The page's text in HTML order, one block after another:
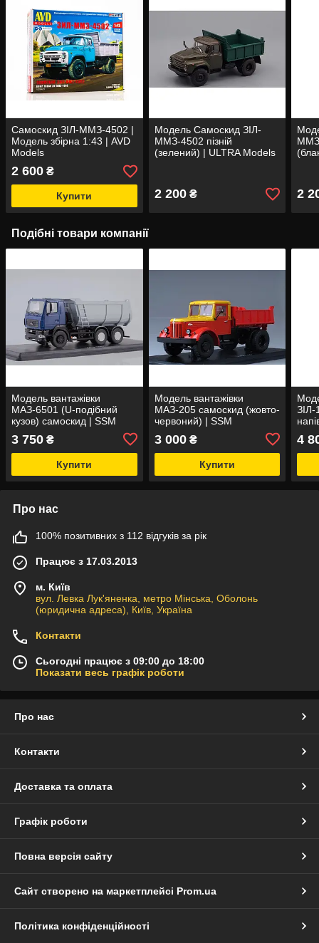
Самоскид ЗІЛ-ММЗ-4502 |
Модель збірна 1:43 | AVD
Models
2 600 ₴
Купити
Модель Самоскид ЗІЛ-
ММЗ-4502 пізній
(зелений) | ULTRA Models
2 200₴ 2
Подібні товари компанії
Модель вантажівки
МАЗ-6501 (U-подібний
кузов) самоскид | SSM
3 750 ₴
Купити
Модель вантажівки
МАЗ-205 самоскид (жовто-
червоний) | SSM
3 000₴
Купити
ЗІЛ-
4
Про нас
100% позитивних з 112 відгуків за рік
Працює з 17.03.2013
м. Київ
вул. Левка Лук'яненка, метро Мінська, Оболонь
(юридична адреса), Київ, Україна
Контакти
Сьогодні працює з 09:00 до 18:00
Показати весь графік роботи
Про нас
Контакти
Доставка та оплата
Графік роботи
Повна версія сайту
Сайт створено на маркетплейсі Prom.ua
Політика конфіденційності